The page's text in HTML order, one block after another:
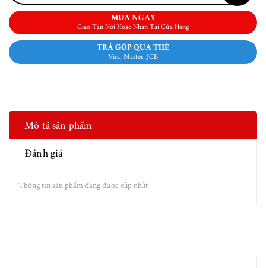
MUA NGAY
Giao Tận Nơi Hoặc Nhận Tại Cửa Hàng
TRẢ GÓP QUA THẺ
Visa, Master, JCB
Mô tả sản phẩm
Đánh giá
Thông tin sản phẩm đang được cập nhật